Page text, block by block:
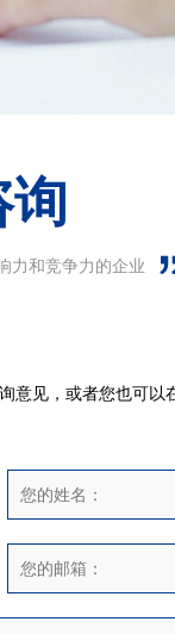
询
力和竞争力的企业
见，或者您也可以